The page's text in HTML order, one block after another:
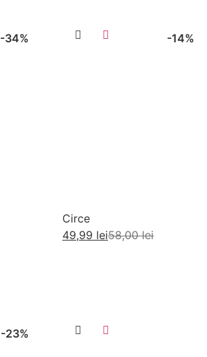
-34% -14%
Circe
58,00lei
49,99 lei
-23%